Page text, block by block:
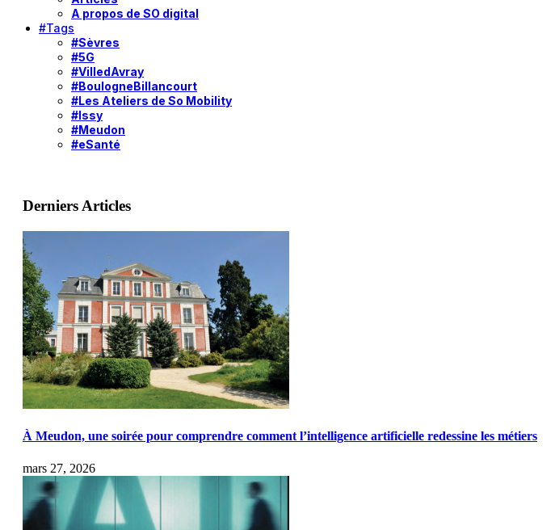
A propos de SO digital
#Tags
#Sèvres
#5G
#VilledAvray
#BoulogneBillancourt
#Les Ateliers de So Mobility
#Issy
#Meudon
#eSanté
Derniers Articles
À Meudon, une soirée pour comprendre comment l’intelligence artificielle redessine les métiers
mars 27, 2026